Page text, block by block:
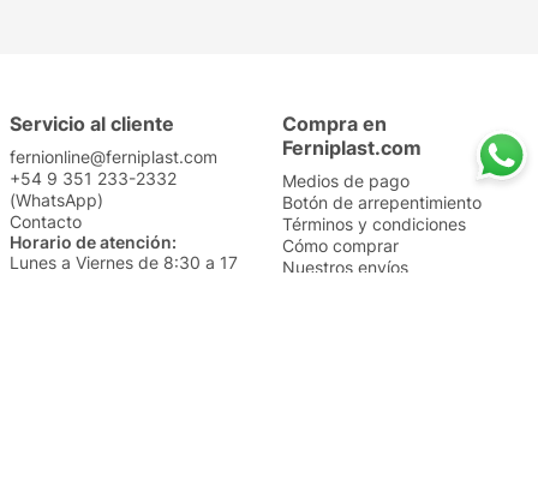
Servicio al cliente
fernionline@ferniplast.com
+54 9 351 233-2332
(WhatsApp)
Contacto
Horario de atención:
Lunes a Viernes de 8:30 a 17
Compra en
Ferniplast.com
Medios de pago
Botón de arrepentimiento
Términos y condiciones
Cómo comprar
Nuestros envíos